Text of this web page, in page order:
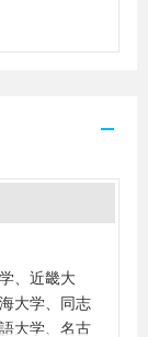
、近畿大
大学、同志
大学、名古